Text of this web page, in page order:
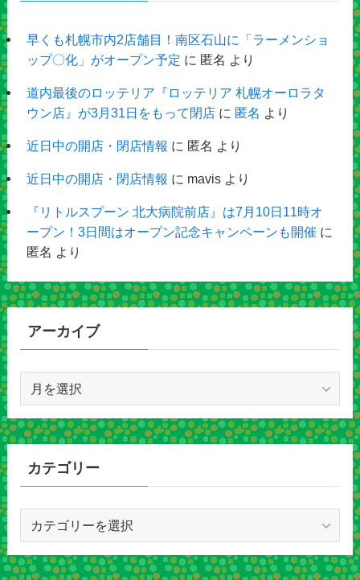
早くも札幌市内2店舗目！南区石山に「ラーメンショ
ップ〇化」がオープン予定 に 匿名 より
道内最後のロッテリア『ロッテリア 札幌オーロラタ
ウン店』が3月31日をもって閉店に 匿名 より
近日中の開店・閉店情報 に 匿名 より
近日中の開店・閉店情報 に mavisより
『リトルスプーン 北大病院前店』は7月10日11時オ
ープン！3日間はオープン記念キャンペーンも開催 に
匿名 より
アーカイブ
カ
イ
カテゴリー
ゴ